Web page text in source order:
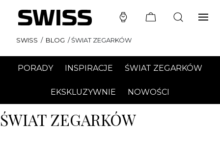
SWISS / BLOG /ŚWIAT ZEGARKÓW
PORADY INSPIRACJE ŚWIAT ZEGARKÓW
EKSKLUZYWNIE NOWOŚCI
ŚWIAT ZEGARKÓW